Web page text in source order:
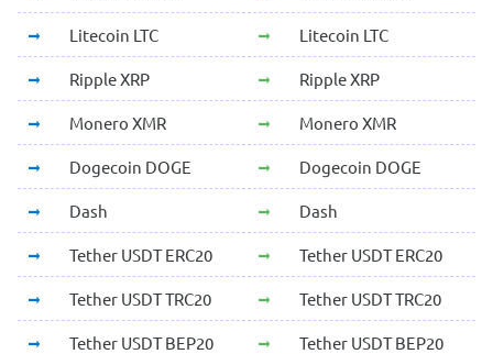
Litecoin LTC Litecoin LTC
Ripple XRP Ripple XRP
Monero XMR Monero XMR
Dogecoin DOGE Dogecoin DOGE
Dash Dash
Tether USDT ERC20 Tether USDT ERC20
Tether USDT TRC20 Tether USDT TRC20
Tether USDT BEP20 Tether USDT BEP20